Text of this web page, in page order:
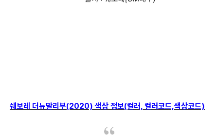
쉐보레 더뉴말리부(2020) 색상 정보(컬러, 컬러코드,색상코드)